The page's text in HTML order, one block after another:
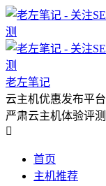
老左笔记
云主机优惠发布平台
严肃云主机体验评测

首页
主机推荐